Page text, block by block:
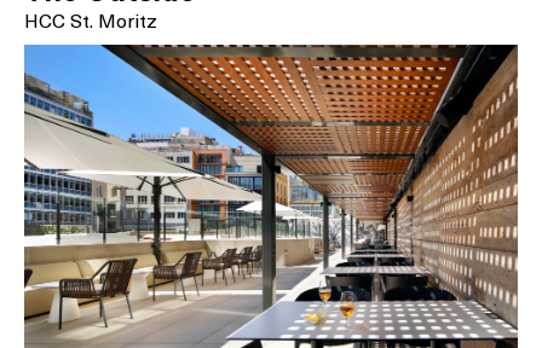
HCC St. Moritz